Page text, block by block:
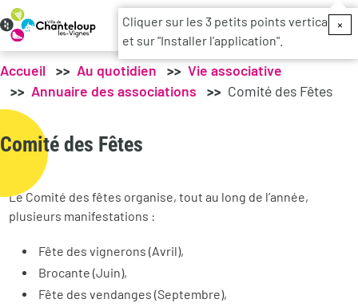
Menu
Accueil Au quotidien
Vie associative
Annuaire des associations
Comité des Fêtes
Comité des Fêtes
Le Comité des fêtes organise, tout au long de l’année,
plusieurs manifestations :
Fête des vignerons (Avril),
Brocante (Juin),
Fête des vendanges (Septembre),
×
Cliquer sur les 3 petits points verticaux
et sur "Installer l'application".